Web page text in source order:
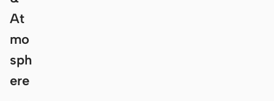
At
mo
sph
ere